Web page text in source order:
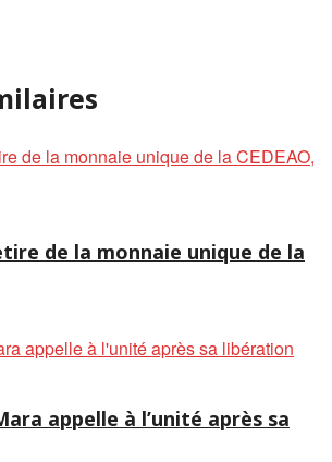
de la monnaie unique de la
appelle à l’unité après sa